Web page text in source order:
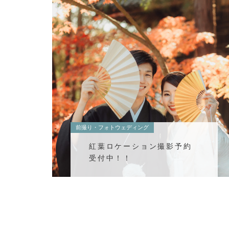
前撮り・フォトウェディング
紅葉ロケーション撮影予約
受付中！！